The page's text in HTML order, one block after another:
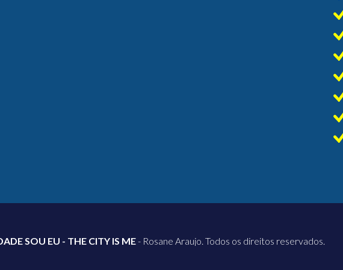
SOU EU - THE CITY IS ME- Rosane Araujo. Todos os direitos reservados.